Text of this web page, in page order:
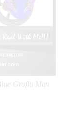
Grafiti Man